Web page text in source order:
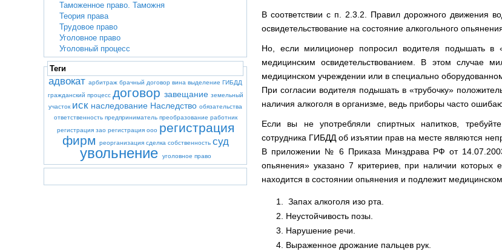
Таможенное право. Таможня
Теория права
Трудовое право
Уголовное право
Уголовный процесс
Теги
адвокат арбитраж брачный договор вина выделение ГИБДД
гражданский процесс договор завещание земельный
участок иск наследование Наследство обязательства
ответственность предприниматель преобразование работник
регистрация зао регистрация ооо регистрация
фирм
реорганизация сделка собственность суд
увольнение уголовное право
В соответствии с п. 2.3.2. Правил дорожного движения
освидетельствование на состояние алкогольного
Но, если милиционер попросил водителя подышать в
медицинским освидетельствованием. В этом случае
медицинском учреждении или в специально
При согласии водителя подышать в «трубочку»
наличия алкоголя в организме, ведь приборы часто
Если вы не употребляли спиртных напитков,
сотрудника ГИБДД об изъятии прав на месте являются
В приложении № 6 Приказа Минздрава РФ от
опьянения» указано 7 критериев, при наличии которых
находится в состоянии опьянения и подлежит
Запах алкоголя изо рта.
Неустойчивость позы.
Нарушение речи.
Выраженное дрожание пальцев рук.